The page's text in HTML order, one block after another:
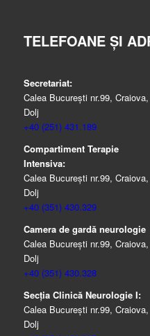
TELEFOANE ȘI
Secretariat:
Calea București nr.99, Craiova,
Dolj
+40 (251) 431.189
Compartiment Terapie
Intensiva:
Calea București nr.99, Craiova,
Dolj
+40 (351) 430.329
Camera de gardă neurologie
Calea București nr.99, Craiova,
Dolj
+40 (351) 430.328
Secția Clinică Neurologie I:
Calea București nr.99, Craiova,
Dolj